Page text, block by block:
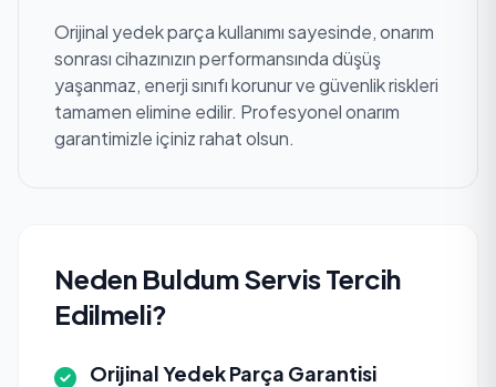
Orijinal yedek parça kullanımı sayesinde, onarım
sonrası cihazınızın performansında düşüş
yaşanmaz, enerji sınıfı korunur ve güvenlik riskleri
tamamen elimine edilir. Profesyonel onarım
garantimizle içiniz rahat olsun.
Neden Buldum Servis Tercih
Edilmeli?
Orijinal Yedek Parça Garantisi